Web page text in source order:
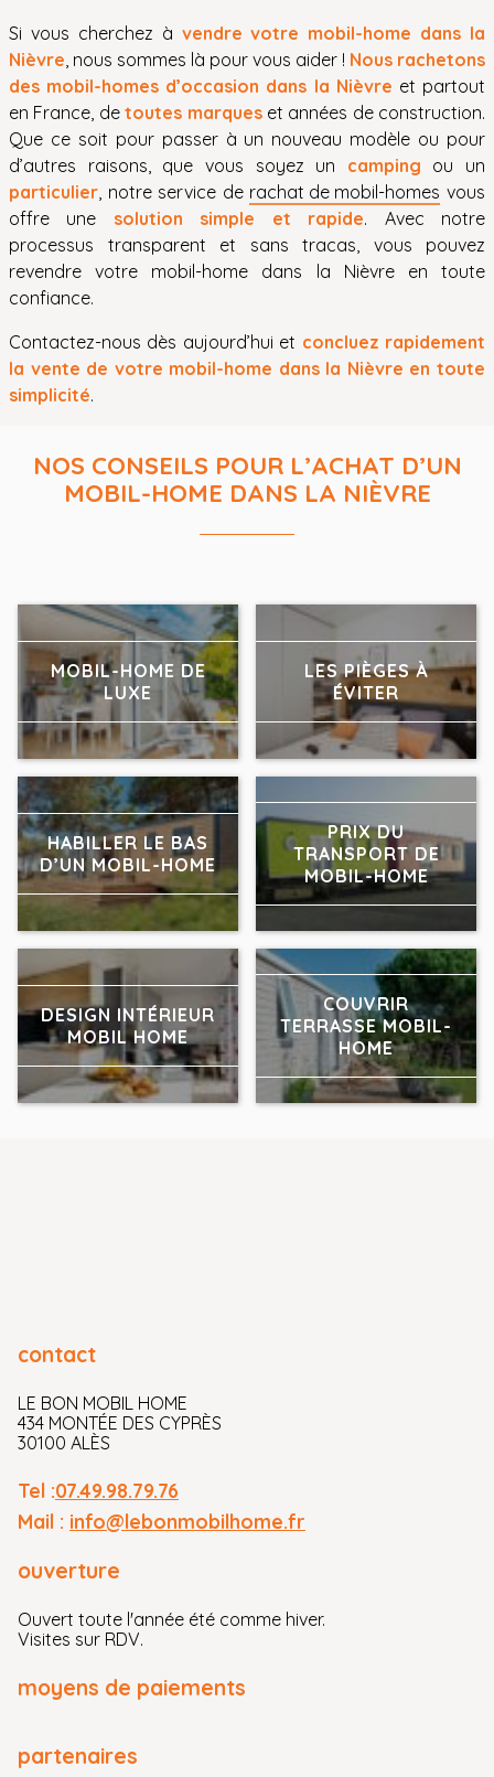
Si vous cherchez à vendre votre mobil-home dans la
Nièvre , nous sommes là pour vous aider ! Nous rachetons
des mobil-homes d’occasion dans la Nièvre et partout
en France, detoutes marqueset années de construction.
Que ce soit pour passer à un nouveau modèle ou pour
d’autres raisons, que vous soyez un camping ou un
particulier , notre service de rachat de mobil-homes vous
offre une solution simple et rapide. Avec notre
processus transparent et sans tracas, vous pouvez
revendre votre mobil-home dans la Nièvre en toute
confiance.
Contactez-nous dès aujourd’hui et concluez rapidement
la vente de votre mobil-home dans la Nièvre en toute
simplicité.
NOS CONSEILS POUR L’ACHAT D’UN
MOBIL-HOME DANS LA NIÈVRE
MOBIL-HOME DE
LUXE
LES PIÈGES À
ÉVITER
HABILLER LE BAS
D’UN MOBIL-HOME
PRIX DU
TRANSPORT DE
MOBIL-HOME
DESIGN INTÉRIEUR
MOBIL HOME
COUVRIR
TERRASSE MOBIL-
HOME
contact
LE BON MOBIL HOME
434 MONTÉE DES CYPRÈS
30100 ALÈS
Tel :07.49.98.79.76
Mail : info@lebonmobilhome.fr
ouverture
Ouvert toute l'année été comme hiver.
Visites sur RDV.
moyens de paiements
partenaires